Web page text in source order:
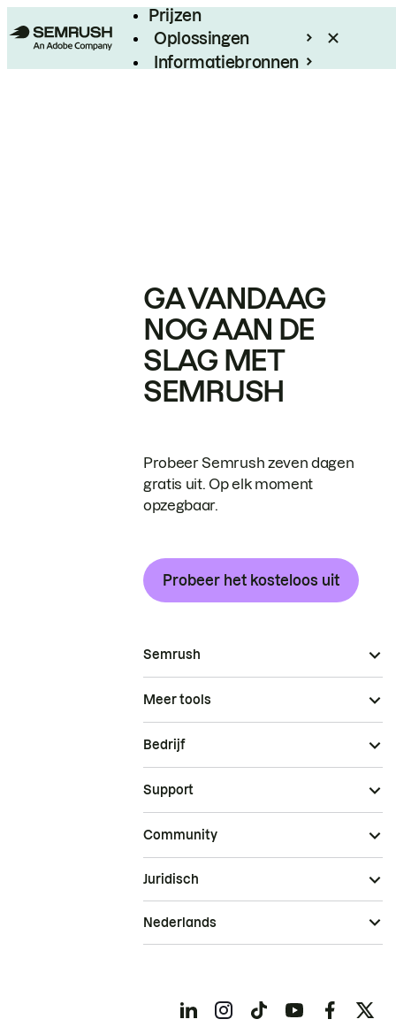
Prijzen
Oplossingen
Informatiebronnen
GA VANDAAG
NOG AAN DE
SLAG MET
SEMRUSH
Probeer Semrush zeven dagen
gratis uit. Op elk moment
opzegbaar.
Probeer het kosteloos uit
Semrush
Meer tools
Bedrijf
Support
Community
Juridisch
Nederlands